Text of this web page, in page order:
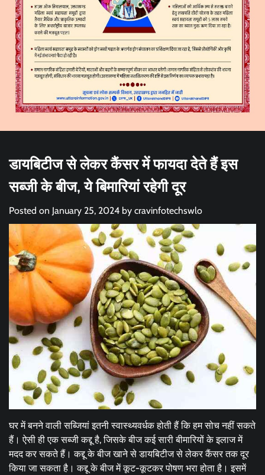
डायबिटीज से लेकर कैंसर में फायदा देते हैं इस
सब्जी के बीज, ये बिमारियां रहेगी दूर
Posted on January 25, 2024 by cravinfotechswlo
घर में बनने वाली सब्जियां इतनी स्वास्थ्यवर्धक होती हैं कि हम सोच नहीं सकते
हैं। ऐसी ही एक सब्जी कद्दू है, जिसके बीज कई सारी बीमारियों के इलाज में
मदद कर सकते हैं। कद्दू के बीज खाने से डायबिटीज से लेकर कैंसर तक दूर
किया जा सकता है। ​कद्दू के बीज में कूट-कूटकर पोषण भरा होता है। इसमें